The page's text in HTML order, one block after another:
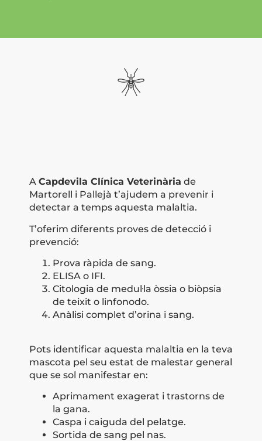
A Capdevila Clínica Veterinària de
Martorell i Pallejà t’ajudem a prevenir i
detectar a temps aquesta malaltia.
T’oferim diferents proves de detecció i
prevenció:
Prova ràpida de sang.
ELISA o IFI.
Citologia de medul·la òssia o biòpsia
de teixit o linfonodo.
Anàlisi complet d’orina i sang.
Pots identificar aquesta malaltia en la teva
mascota pel seu estat de malestar general
que se sol manifestar en:
Aprimament exagerat i trastorns de
la gana.
Caspa i caiguda del pelatge.
Sortida de sang pel nas.